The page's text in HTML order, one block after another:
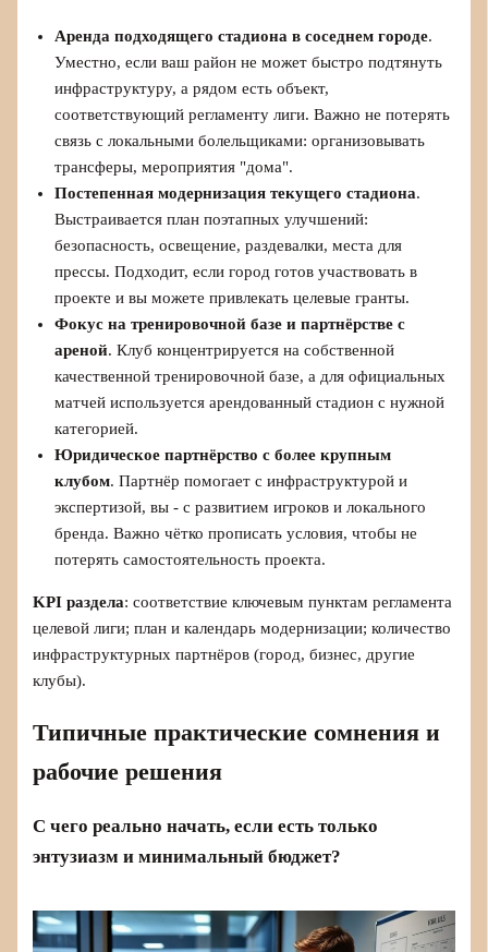
Аренда подходящего стадиона в соседнем городе.
Уместно, если ваш район не может быстро подтянуть
инфраструктуру, а рядом есть объект,
соответствующий регламенту лиги. Важно не потерять
связь с локальными болельщиками: организовывать
трансферы, мероприятия "дома".
Постепенная модернизация текущего стадиона.
Выстраивается план поэтапных улучшений:
безопасность, освещение, раздевалки, места для
прессы. Подходит, если город готов участвовать в
проекте и вы можете привлекать целевые гранты.
Фокус на тренировочной базе и партнёрстве с
ареной. Клуб концентрируется на собственной
качественной тренировочной базе, а для официальных
матчей используется арендованный стадион с нужной
категорией.
Юридическое партнёрство с более крупным
клубом. Партнёр помогает с инфраструктурой и
экспертизой, вы - с развитием игроков и локального
бренда. Важно чётко прописать условия, чтобы не
потерять самостоятельность проекта.
KPI раздела: соответствие ключевым пунктам регламента
целевой лиги; план и календарь модернизации; количество
инфраструктурных партнёров (город, бизнес, другие
клубы).
Типичные практические сомнения и
рабочие решения
С чего реально начать, если есть только
энтузиазм и минимальный бюджет?